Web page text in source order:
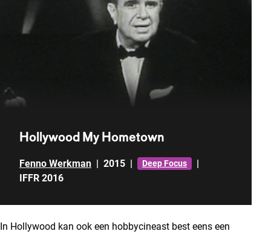
Hollywood My Hometown
Fenno Werkman | 2015 | Deep Focus
|
IFFR 2016
In Hollywood kan ook een hobbycineast best eens een